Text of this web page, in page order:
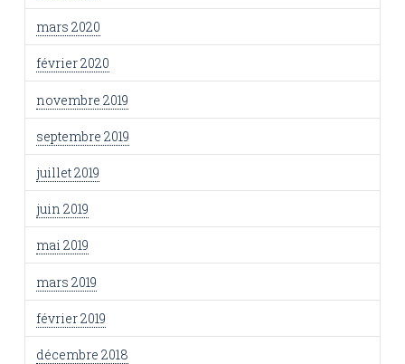
mars 2020
février 2020
novembre 2019
septembre 2019
juillet 2019
juin 2019
mai 2019
mars 2019
février 2019
décembre 2018